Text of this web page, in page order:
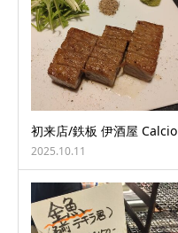
初来店/鉄板 伊酒屋 Calcio
2025.10.11